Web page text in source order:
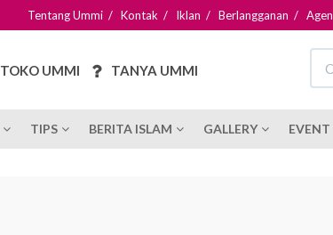
Tentang Ummi/ Kontak / Iklan / Berlangganan / Agen
TOKO UMMI TANYA UMMI
TIPS BERITA ISLAM GALLERY EVENT